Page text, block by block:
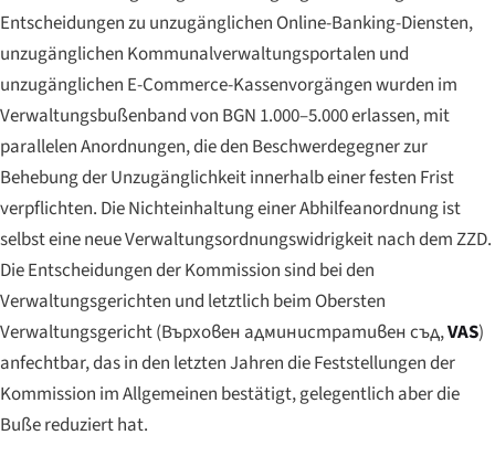
Entscheidungen zu unzugänglichen Online-Banking-Diensten,
unzugänglichen Kommunalverwaltungsportalen und
unzugänglichen E-Commerce-Kassenvorgängen wurden im
Verwaltungsbußenband von BGN 1.000–5.000 erlassen, mit
parallelen Anordnungen, die den Beschwerdegegner zur
Behebung der Unzugänglichkeit innerhalb einer festen Frist
verpflichten. Die Nichteinhaltung einer Abhilfeanordnung ist
selbst eine neue Verwaltungsordnungswidrigkeit nach dem ZZD.
Die Entscheidungen der Kommission sind bei den
Verwaltungsgerichten und letztlich beim Obersten
Verwaltungsgericht (Върховен административен съд,VAS)
anfechtbar, das in den letzten Jahren die Feststellungen der
Kommission im Allgemeinen bestätigt, gelegentlich aber die
Buße reduziert hat.